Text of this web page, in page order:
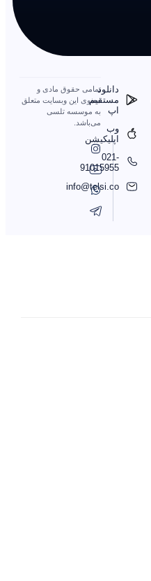
دانلود
مستقیم
اپ
وب
اپلیکیشن
021-
91015955
info@telsi.co
تمامی حقوق مادی و
معنوی این وبسایت متعلق
به موسسه تلسی
می‌باشد.